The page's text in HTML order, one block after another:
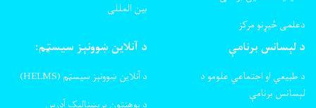
دعلمی څیړنو مرکز
بین المللی
د لېسانس برنامې
د طبیعي او اجتماعي علومو د
لېسانس برنامې
د آنلاین ښوونېز سیسټم:
د آنلاین ښوونېز سیسټم (HELMS)